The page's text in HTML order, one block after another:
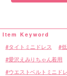
タイトミニドレス
愛沢えみりちゃん着用
ウエストベルトミニド